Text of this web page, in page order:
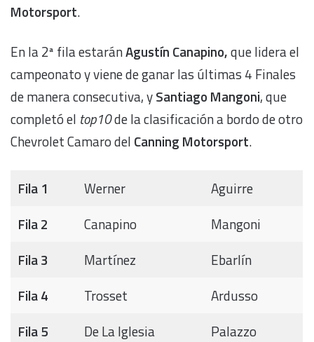
Motorsport.
En la 2ª fila estaránAgustín Canapino,que lidera el
campeonato y viene de ganar las últimas 4 Finales
de manera consecutiva, ySantiago Mangoni, que
completó el top10de la clasificación a bordo de otro
Chevrolet Camaro del Canning Motorsport.
Fila 1 Werner
Aguirre
Fila 2
Canapino
Mangoni
Fila 3
Martínez
Ebarlín
Fila 4
Trosset
Ardusso
Fila 5
De La Iglesia
Palazzo